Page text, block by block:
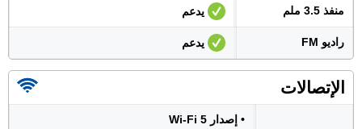
منفذ 3.5 ملم يدعم
راديو FM يدعم
الإتصالات
• إصدار Wi-Fi 5